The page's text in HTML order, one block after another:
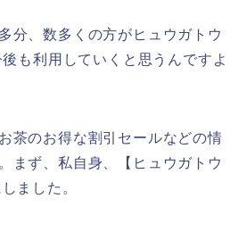
分、数多くの方がヒュウガトウ
も利用していくと思うんですよ
茶のお得な割引セールなどの情
まず、私自身、【ヒュウガトウ
ました。